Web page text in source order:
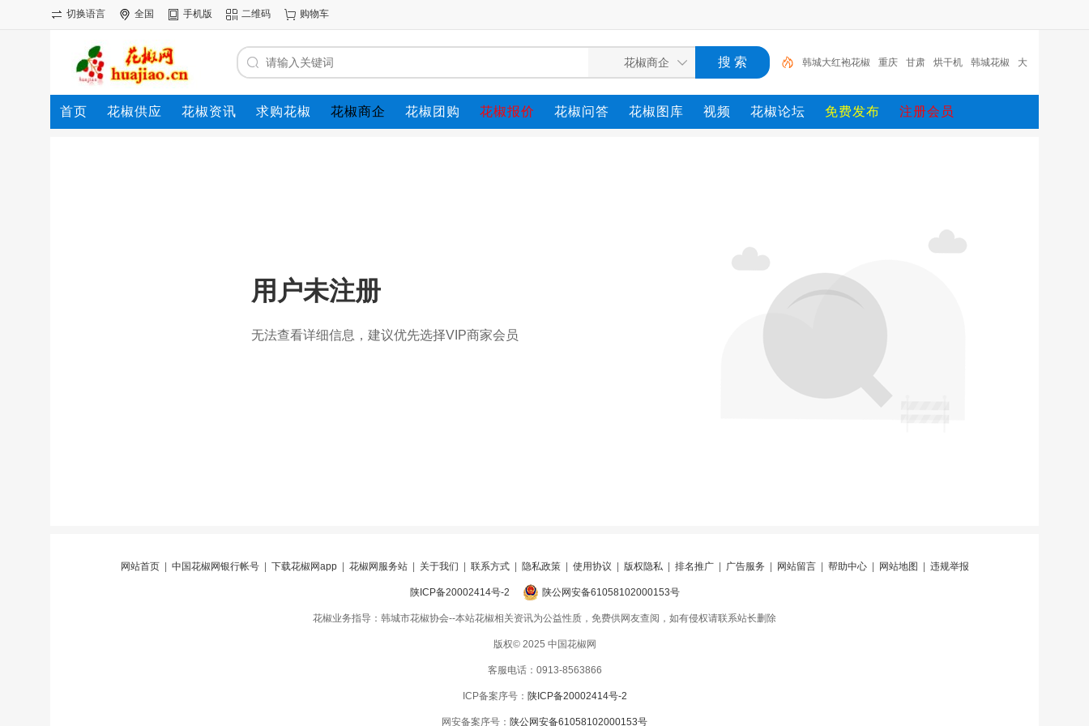
切换语言 全国 手机版 二维码 购物车
韩城大红袍花椒 重庆 甘肃 烘干机 韩城花椒 大
红袍花 汉源花椒 四川金阳青花椒 花椒 青花椒
首页 花椒供应 花椒资讯 求购花椒 花椒商企 花椒团购 花椒报价 花椒问答 花椒图库 视频 花椒论坛 免费发布 注册会员
用户未注册
无法查看详细信息，建议优先选择VIP商家会员
网站首页| 中国花椒网银行帐号| 下载花椒网app| 花椒网服务站| 关于我们 联系方式| 隐私政策| 使用协议 版权隐私| 排名推广| 广告服务 网站留言| 帮助中心| 网站地图 违规举报
陕ICP备20002414号-2 陕公网安备61058102000153号
花椒业务指导：韩城市花椒协会--本站花椒相关资讯为公益性质，免费供网友查阅，如有侵权请联系站长删除
版权© 2025 中国花椒网
客服电话：0913-8563866
ICP备案序号： 陕ICP备20002414号-2
网安备案序号： 陕公网安备61058102000153号